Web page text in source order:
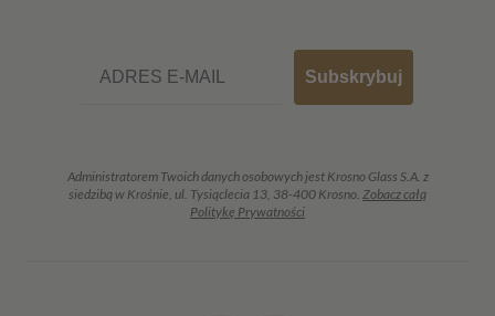
Subskrybuj
Administratorem Twoich danych osobowych jest Krosno Glass S.A. z
siedzibą w Krośnie, ul. Tysiąclecia 13, 38-400 Krosno. Zobacz całą
Politykę Prywatności